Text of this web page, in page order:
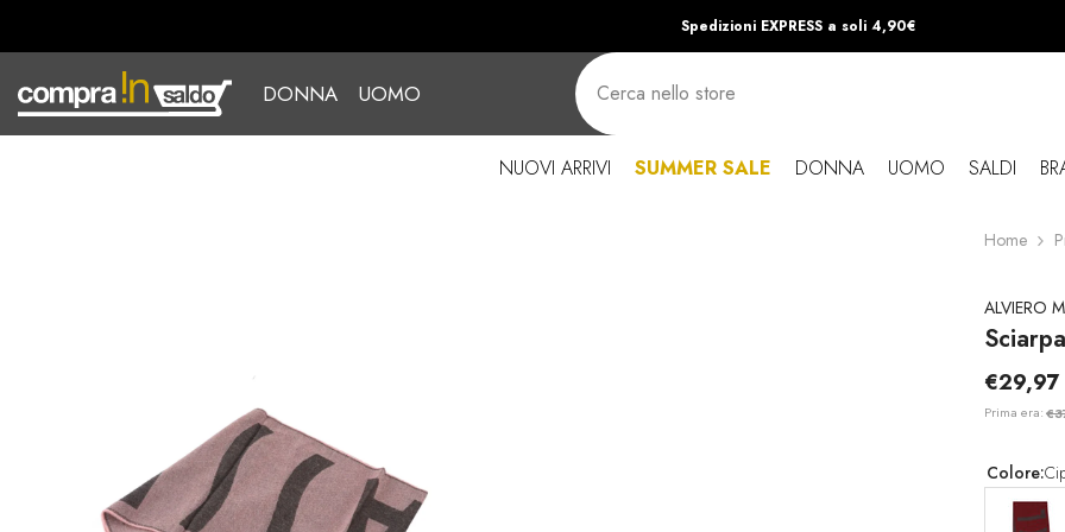
Spedizioni EXPRESS a soli 4,90€
DONNA UOMO
NUOVI ARRIVI SUMMER SALE DONNA UOMO SALDI
Home
ALVIERO
€29,97
Prima era:
Colore: